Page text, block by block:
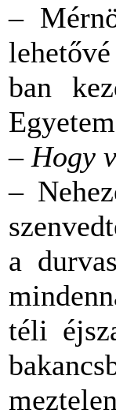
–
ban
– Hogy
–
a
téli